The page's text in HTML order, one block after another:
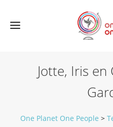
Jotte, Iris en
One Planet One People >